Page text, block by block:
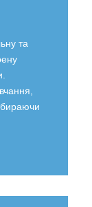
та